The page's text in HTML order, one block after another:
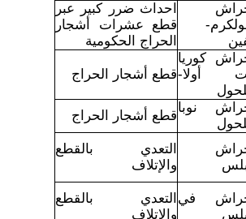
احداث ضرر كبير عبر
قطع عشرات أشجار
الحراج الحكومية
كوريا
أولا-قطع أشجار الحراج
نوبا
قطع أشجار الحراج
التعدي بالقطع
والإتلاف
في التعدي بالقطع
والإتلاف